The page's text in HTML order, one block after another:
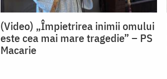
(Video) „Împietrirea inimii omului
este cea mai mare tragedie” – PS
Macarie